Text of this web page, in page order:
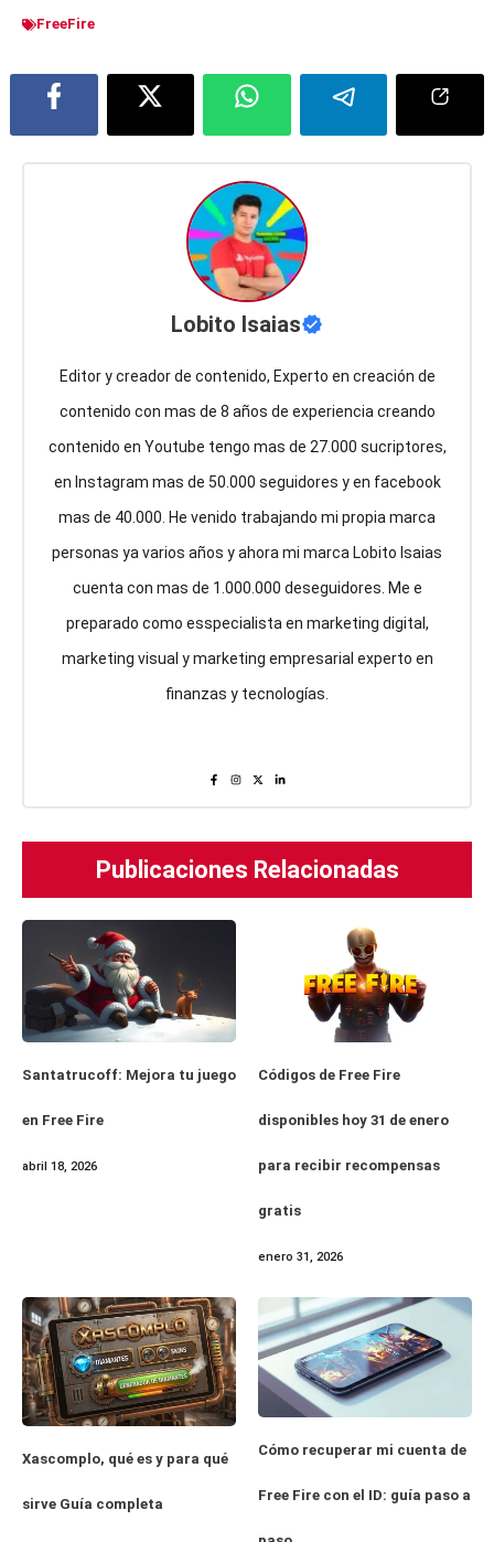
FreeFire
Lobito Isaias
Editor y creador de contenido, Experto en creación de
contenido con mas de 8 años de experiencia creando
contenido en Youtube tengo mas de 27.000 sucriptores,
en Instagram mas de 50.000 seguidores y en facebook
mas de 40.000. He venido trabajando mi propia marca
personas ya varios años y ahora mi marca Lobito Isaias
cuenta con mas de 1.000.000 deseguidores. Me e
preparado como esspecialista en marketing digital,
marketing visual y marketing empresarial experto en
finanzas y tecnologías.
Publicaciones Relacionadas
Santatrucoff: Mejora tu juego
en Free Fire
abril 18, 2026
Códigos de Free Fire
disponibles hoy 31 de enero
para recibir recompensas
gratis
enero 31, 2026
Xascomplo, qué es y para qué
sirve Guía completa
Cómo recuperar mi cuenta de
Free Fire con el ID: guía paso a